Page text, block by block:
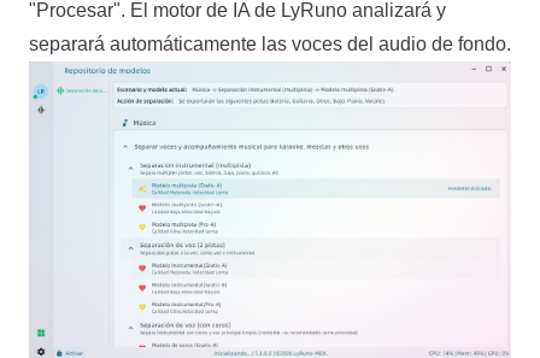
"Procesar". El motor de IA de LyRuno analizará y
separará automáticamente las voces del audio de fondo.